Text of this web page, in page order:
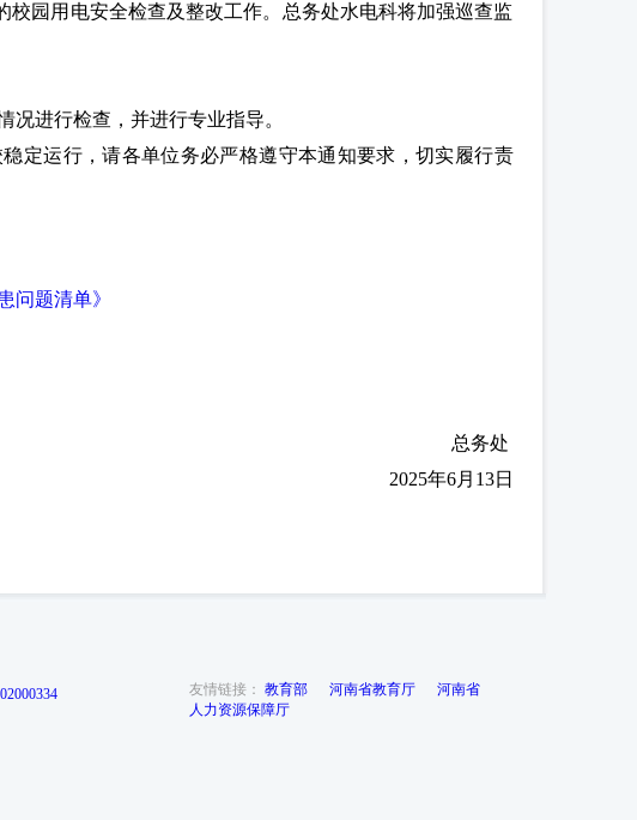
校园用电安全检查及整改工作。总务处水电科将加强巡查监
况进行检查，并进行专业指导。
定运行，请各单位务必严格遵守本通知要求，切实履行责
问题清单》
总务处
2025年6月13日
友情链接：教育部 河南省教育厅
河南省
人力资源保障厅